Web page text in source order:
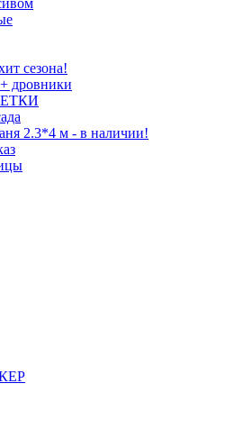
сезона!
дровники
2.3*4 м - в наличии!